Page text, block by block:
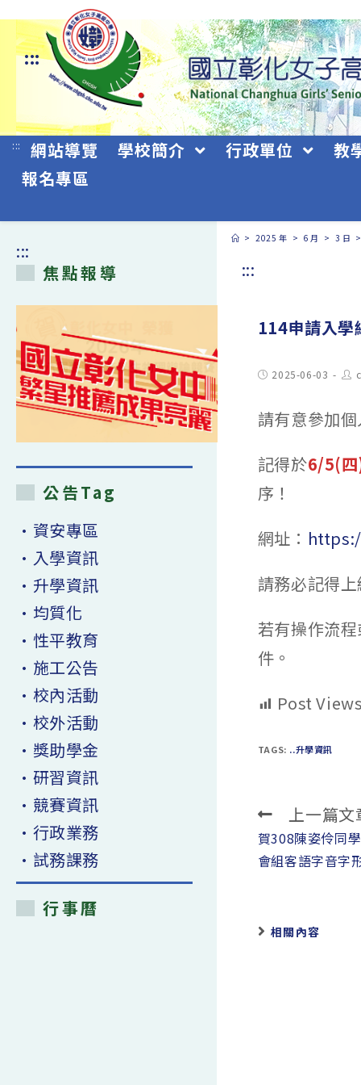
跳
要
:::
::: 網站導覽 學校簡介 行政單位
教
報名專區
> 2025 年 > 6 月 > 3 日
:::
114申請入學
Post2025-06-03
請有意參加
記得於6/5(
序！
網址：
請務必記得
若有操作流
件。
Post
TAGS: ..升學資訊
Read
more
articles
上一篇文
賀308陳姿伶同
會組客語字音字
相關內容
:::
焦點報導
公告Tag
•資安專區
•入學資訊
•升學資訊
•均質化
•性平教育
•施工公告
•校內活動
•校外活動
•獎助學金
•研習資訊
•競賽資訊
•行政業務
•試務課務
行事曆